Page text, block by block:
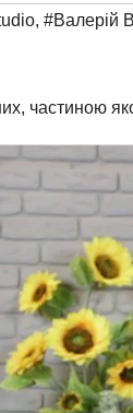
, #Валерій
частиною